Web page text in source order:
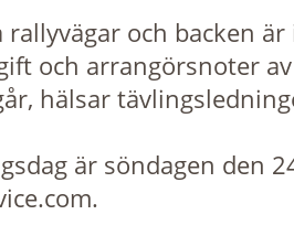
rallyvägar och backen
och arrangörsnoter
hälsar
är söndagen den